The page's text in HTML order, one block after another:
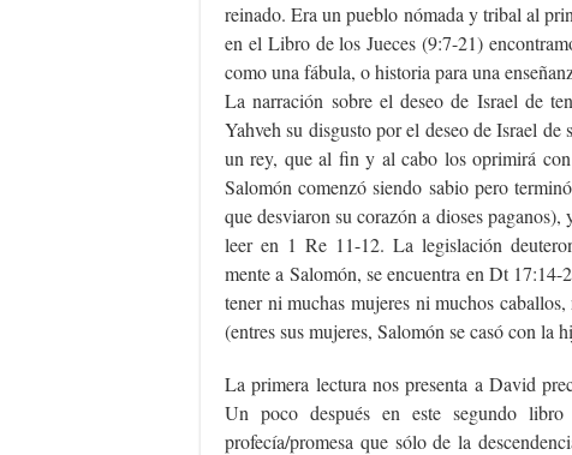
reinado. Era un pueblo nómada y tribal al
en el Libro de los Jueces (9:7-21)
como una fábula, o historia para una
La narración sobre el deseo de Israel de
Yahveh su disgusto por el deseo de Israel de
un rey, que al fin y al cabo los oprimirá
Salomón comenzó siendo sabio pero
que desviaron su corazón a dioses
leer en 1 Re 11-12. La legislación
mente a Salomón, se encuentra en Dt
tener ni muchas mujeres ni muchos
(entres sus mujeres, Salomón se casó con la
La primera lectura nos presenta a David
Un poco después en este segundo
profecía/promesa que sólo de la